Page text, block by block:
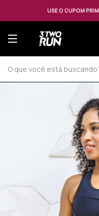
USE O CUPOM